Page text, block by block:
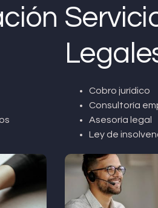
Cobro jurídico
Consultoría
Asesoría legal
Ley de